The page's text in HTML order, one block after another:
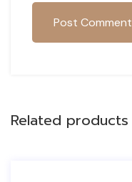
Post Comment
Related products